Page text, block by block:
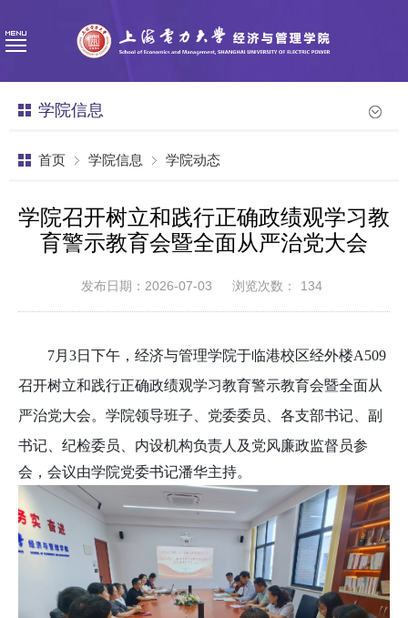
学院信息
首页 学院信息 学院动态
学院召开树立和践行正确政绩观学习教
育警示教育会暨全面从严治党大会
发布日期：2026-07-03 浏览次数： 134
7月3日 下午 ，经济与管理学院于临港校区经外楼A509
召开树立和践行正确政绩观学习教育警示教育会暨全面从
严治党大会。学院领导班子、党委委员、各支部书记、副
书记、纪检委员 、内设机构负责人 及党风廉政监督员参
会，会议由学院党委书记潘华主持。